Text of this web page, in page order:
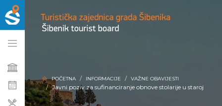
POČETNA INFORMACIJE VAŽNE OBAVIJESTI
Javni poziv za sufinanciranje obnove stolarije u staroj
...